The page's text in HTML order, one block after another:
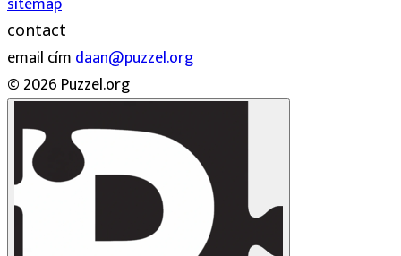
contact
email címdaan@puzzel.org
© 2026 Puzzel.org